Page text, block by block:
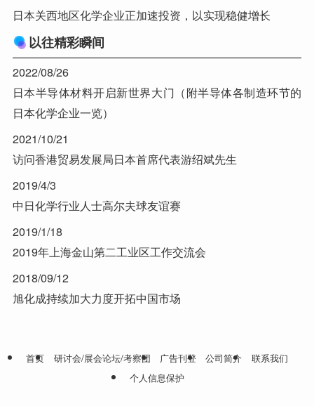
日本关西地区化学企业正加速投资，以实现稳健增长
以往精彩瞬间
2022/08/26
日本半导体材料开启新世界大门（附半导体各制造环节的
日本化学企业一览）
2021/10/21
访问香港贸易发展局日本首席代表游绍斌先生
2019/4/3
中日化学行业人士高尔夫球友谊赛
2019/1/18
2019年上海金山第二工业区工作交流会
2018/09/12
旭化成持续加大力度开拓中国市场
首页 研讨会/展会论坛/考察团 广告刊登 公司简介
联系我们
个人信息保护